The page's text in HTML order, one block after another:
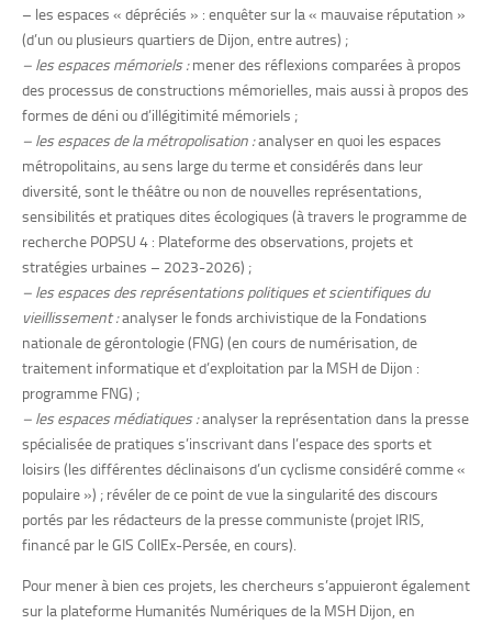
– les espaces « dépréciés » : enquêter sur la « mauvaise réputation »
(d’un ou plusieurs quartiers de Dijon, entre autres) ;
– les espaces mémoriels :mener des réflexions comparées à propos
des processus de constructions mémorielles, mais aussi à propos des
formes de déni ou d’illégitimité mémoriels ;
– les espaces de la métropolisation :analyser en quoi les espaces
métropolitains, au sens large du terme et considérés dans leur
diversité, sont le théâtre ou non de nouvelles représentations,
sensibilités et pratiques dites écologiques (à travers le programme de
recherche POPSU 4 : Plateforme des observations, projets et
stratégies urbaines – 2023-2026) ;
– les espaces des représentations politiques et scientifiques du
vieillissement :analyser le fonds archivistique de la Fondations
nationale de gérontologie (FNG) (en cours de numérisation, de
traitement informatique et d’exploitation par la MSH de Dijon :
programme FNG) ;
– les espaces médiatiques :analyser la représentation dans la presse
spécialisée de pratiques s’inscrivant dans l’espace des sports et
loisirs (les différentes déclinaisons d’un cyclisme considéré comme «
populaire ») ; révéler de ce point de vue la singularité des discours
portés par les rédacteurs de la presse communiste (projet IRIS,
financé par le GIS CollEx-Persée, en cours).
Pour mener à bien ces projets, les chercheurs s’appuieront également
sur la plateforme Humanités Numériques de la MSH Dijon, en